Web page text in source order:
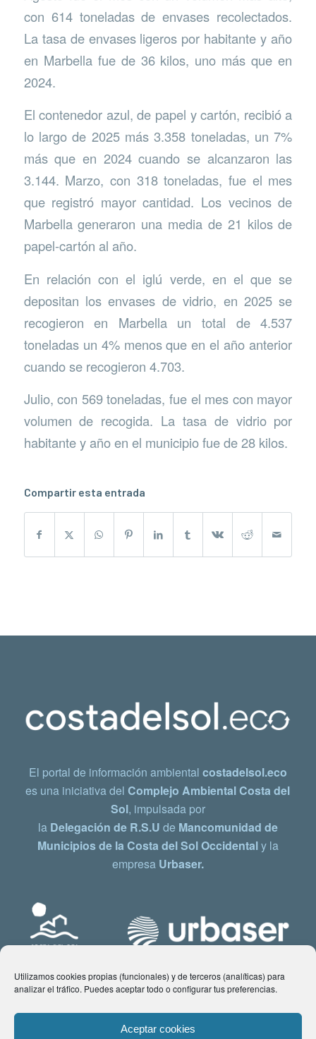
Utilizamos cookies propias (funcionales) y de terceros (analíticas) para
analizar el tráfico. Puedes aceptar todo o configurar tus preferencias.
Aceptar cookies
con 614 toneladas de envases recolectados.
La tasa de envases ligeros por habitante y año
en Marbella fue de 36 kilos, uno más que en
2024.
El contenedor azul, de papel y cartón, recibió a
lo largo de 2025 más 3.358 toneladas, un 7%
más que en 2024 cuando se alcanzaron las
3.144. Marzo, con 318 toneladas, fue el mes
que registró mayor cantidad. Los vecinos de
Marbella generaron una media de 21 kilos de
papel-cartón al año.
En relación con el iglú verde, en el que se
depositan los envases de vidrio, en 2025 se
recogieron en Marbella un total de 4.537
toneladas un 4% menos que en el año anterior
cuando se recogieron 4.703.
Julio, con 569 toneladas, fue el mes con mayor
volumen de recogida. La tasa de vidrio por
habitante y año en el municipio fue de 28 kilos.
Compartir esta entrada
El portal de información ambiental costadelsol.eco
es una iniciativa delComplejo Ambiental Costa del
Sol, impulsada por
la Delegación de R.S.U de Mancomunidad de
Municipios de la Costa del Sol Occidentaly la
empresa Urbaser.